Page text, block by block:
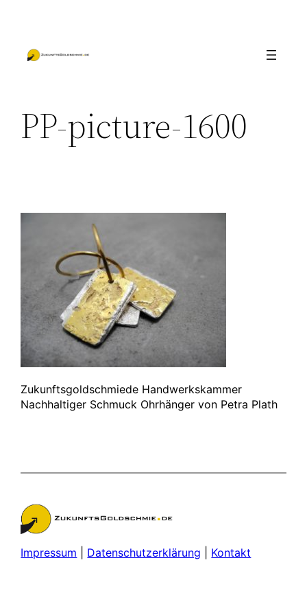
Inhalt
springen
PP-picture-1600
Zukunftsgoldschmiede Handwerkskammer
Nachhaltiger Schmuck Ohrhänger von Petra Plath
Impressum Datenschutzerklärung Kontakt